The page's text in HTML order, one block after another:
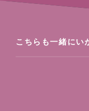
こちらも一緒にい